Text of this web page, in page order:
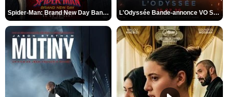
Spider-Man: Brand New Day Bande-annonce VO STFR L'Odyssée Bande-annonce VO STFR